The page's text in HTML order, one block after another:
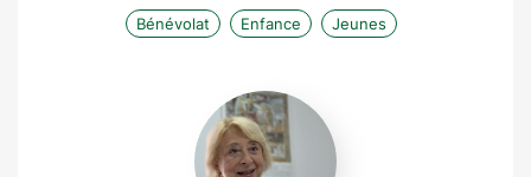
Bénévolat Enfance Jeunes
Gloria
Bonder